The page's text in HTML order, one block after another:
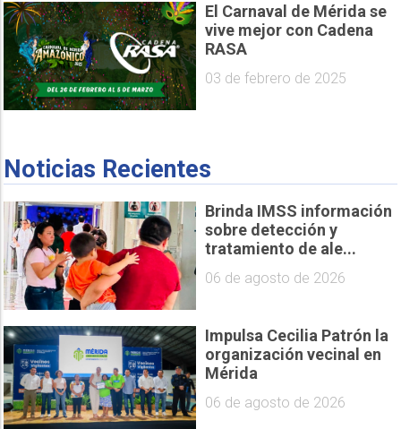
El Carnaval de Mérida se
vive mejor con Cadena
RASA
03 de febrero de 2025
Noticias Recientes
Brinda IMSS información
sobre detección y
tratamiento de ale...
06 de agosto de 2026
Impulsa Cecilia Patrón la
organización vecinal en
Mérida
06 de agosto de 2026